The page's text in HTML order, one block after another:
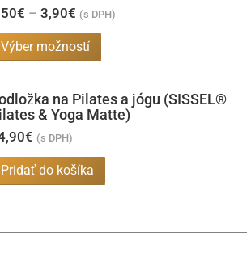
€ – 3,90€ Price
2,50€
through
(s DPH)
Výber možností
produkt
viacero
Možnosti
si
na Pilates a jógu (SISSEL®
& Yoga Matte)
€ (s DPH)
Pridať do košíka